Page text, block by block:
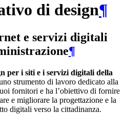
di design¶
e servizi digitali
¶
per i siti e i servizi digitali della
strumento di lavoro dedicato alla
fornitori e ha l’obiettivo di fornire
e migliorare la progettazione e la
digitali verso la cittadinanza.